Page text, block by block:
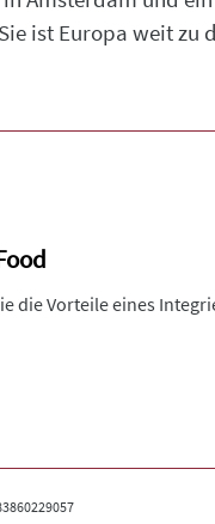
ist Europa weit zu
die Vorteile eines